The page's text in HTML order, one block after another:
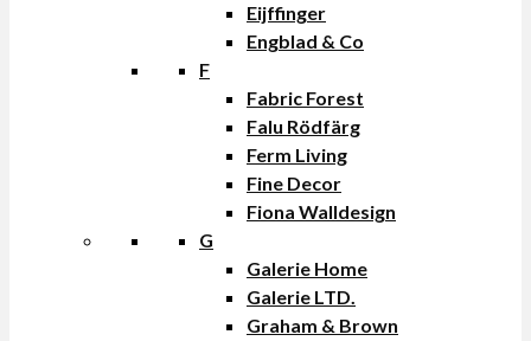
Eijffinger
Engblad & Co
F
Fabric Forest
Falu Rödfärg
Ferm Living
Fine Decor
Fiona Walldesign
G
Galerie Home
Galerie LTD.
Graham & Brown